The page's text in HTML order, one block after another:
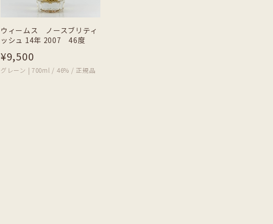
ウィームス ノースブリティ
ッシュ 14年 2007 46度
¥9,500
グレーン | 700ml / 46% / 正規品